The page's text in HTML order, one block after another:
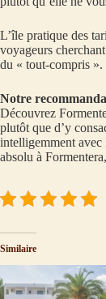
L’île pratique des
voyageurs
du « tout-compris ».
Notre
Découvrez
plutôt que d’y
intelligemment avec
absolu à
Similaire